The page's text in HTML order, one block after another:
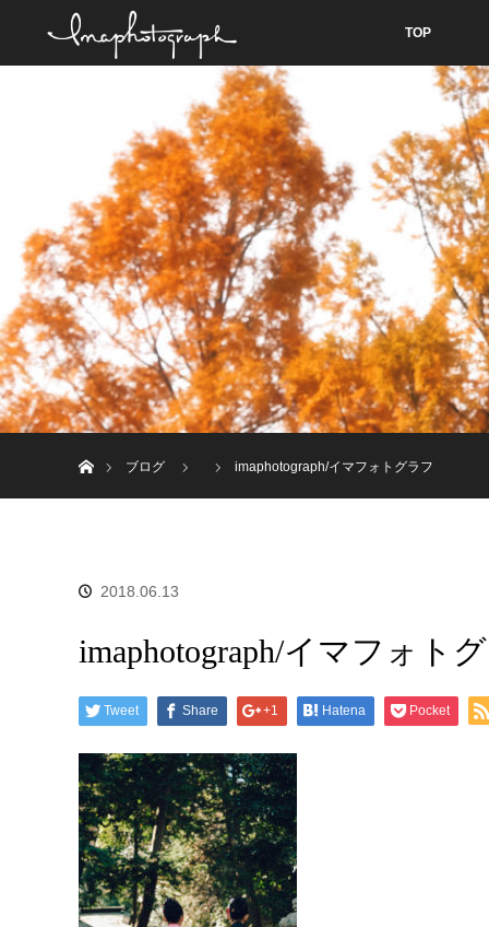
TOP
ブログ
imaphotograph/イマフォトグラフ
2018.06.13
imaphotograph/イマフォト
Tweet Share +1 Hatena Pocket